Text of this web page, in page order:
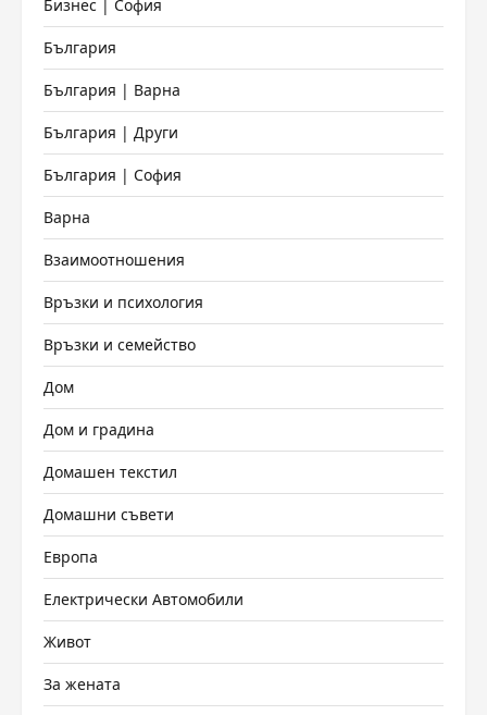
Бизнес | София
България
България | Варна
България | Други
България | София
Варна
Взаимоотношения
Връзки и психология
Връзки и семейство
Дом
Дом и градина
Домашен текстил
Домашни съвети
Европа
Електрически Автомобили
Живот
За жената